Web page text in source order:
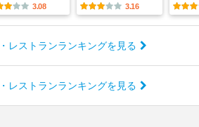
3.08 3.16
レストランランキングを見る
レストランランキングを見る